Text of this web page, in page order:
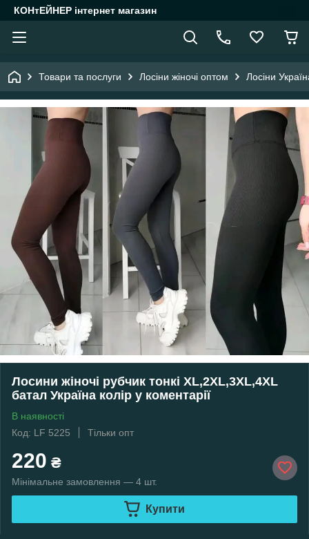
КОНтЕЙНЕР інтернет магазин
Товари та послуги Лосіни жіночі оптом Лосіни
Лосини жіночі рубчик тонкі XL,2XL,3XL,4XL
батал Україна колір у коментарії
В наявності
Код: LF 5225
Тільки опт
220 ₴
Мінімальне замовлення — 4 шт.
Купити